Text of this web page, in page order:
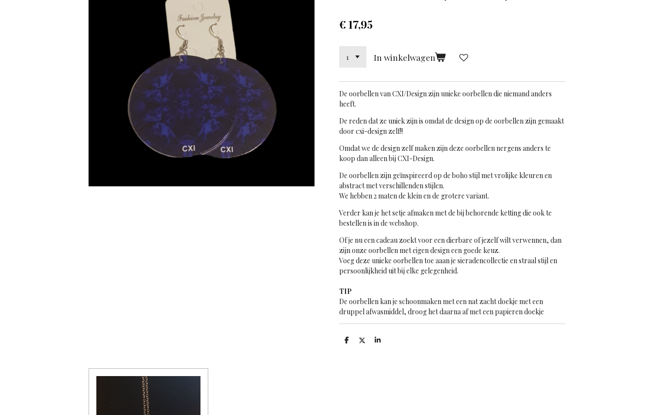
€ 17,95
In winkelwagen
De oorbellen van CXI/Designzijn unieke oorbellen die niemand anders
heeft.
De reden dat ze uniek zijn is omdat de design op de oorbellen zijn gemaakt
door cxi-design zelf!!
Omdat we de design zelf maken zijn deze oorbellen nergens anders te
koop dan alleen bij CXI-Design.
De oorbellen zijn geïnspireerd op de boho stijl met vrolijke kleuren en
abstract met verschillenden stijlen.
We hebben 2 maten de klein en de grotere variant.
Verder kan je het setje afmaken met de bij behorende ketting die ook te
bestellen is in de webshop.
Of je nu een cadeau zoekt voor een dierbare of jezelf wilt verwennen, dan
zijn onze oorbellen met eigen design een goede keuz.
Voeg deze unieke oorbellen toe aaan je sieradencollectie en straal stijl en
persoonlijkheid uit bij elke gelegenheid.
TIP
De oorbellen kan je schoonmaken met een nat zacht doekje met een
druppel afwasmiddel, droog het daarna af met een papieren doekje
D
D
S